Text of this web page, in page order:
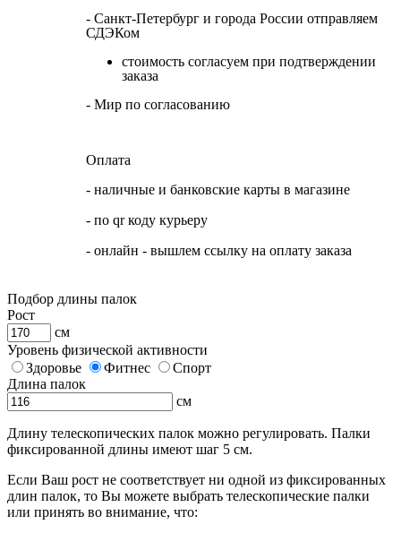
- Санкт-Петербург и города России отправляем
СДЭКом
стоимость согласуем при подтверждении
заказа
- Мир по согласованию
Оплата
- наличные и банковские карты в магазине
- по qr коду курьеру
- онлайн - вышлем ссылку на оплату заказа
Подбор длины палок
Рост
см
Уровень физической активности
Здоровье
Фитнес
Спорт
Длина палок
см
Длину телескопических палок можно регулировать. Палки
фиксированной длины имеют шаг 5 см.
Если Ваш рост не соответствует ни одной из фиксированных
длин палок, то Вы можете выбрать телескопические палки
или принять во внимание, что: